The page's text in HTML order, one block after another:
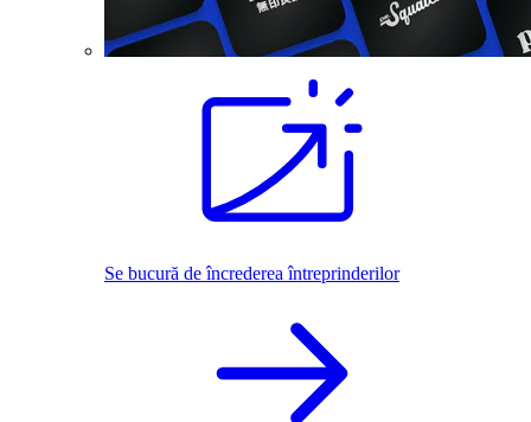
Se bucură de încrederea întreprinderilor